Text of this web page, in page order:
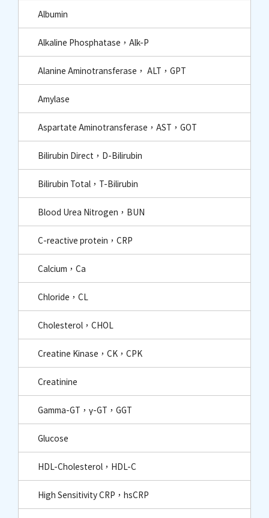
Albumin
Alkaline Phosphatase，Alk-P
Alanine Aminotransferase， ALT，GPT
Amylase
Aspartate Aminotransferase，AST，GOT
Bilirubin Direct，D-Bilirubin
Bilirubin Total，T-Bilirubin
Blood Urea Nitrogen，BUN
C-reactive protein，CRP
Calcium，Ca
Chloride，CL
Cholesterol，CHOL
Creatine Kinase，CK，CPK
Creatinine
Gamma-GT，γ-GT，GGT
Glucose
HDL-Cholesterol，HDL-C
High Sensitivity CRP，hsCRP